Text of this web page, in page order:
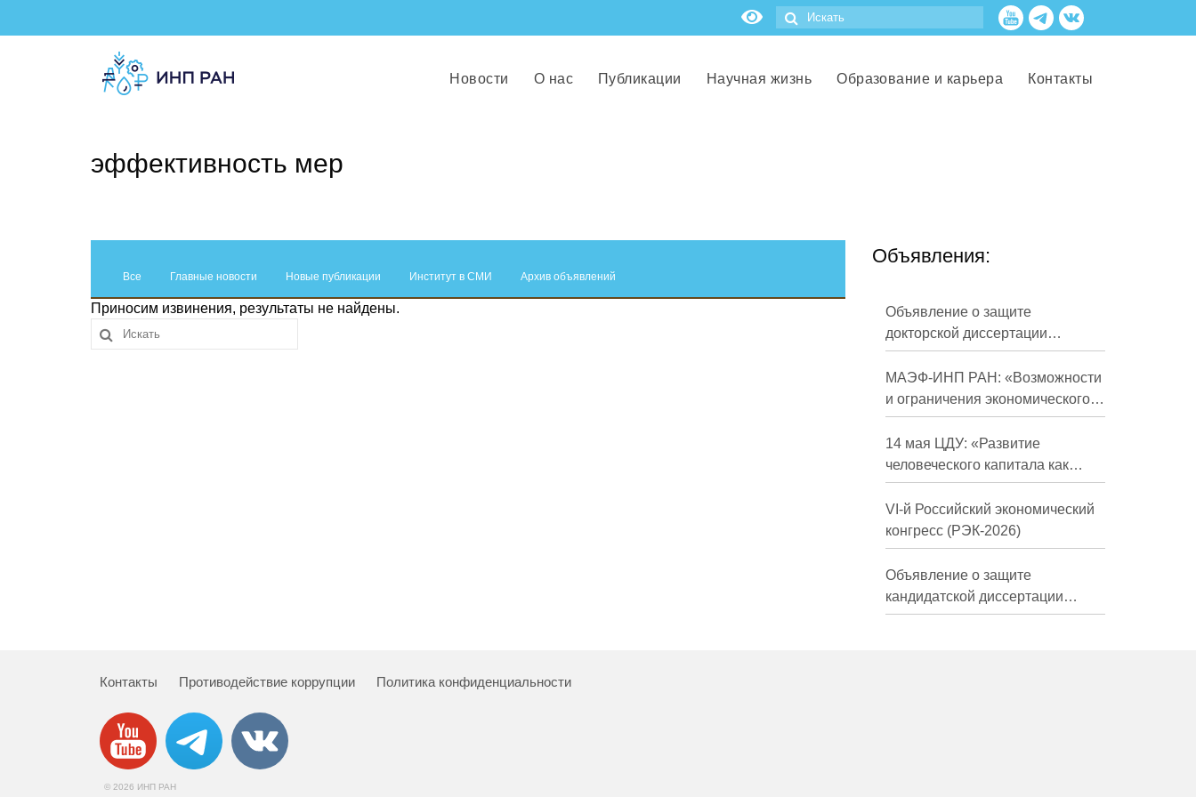
Новости О нас Публикации Научная жизнь Образование и карьера Контакты
эффективность мер
Все Главные новости Новые публикации Институт в СМИ Архив объявлений
Приносим извинения, результаты не найдены.
Объявления:
Объявление о защите
докторской диссертации
Кузнецова Михаила
Евгеньевича
МАЭФ-ИНП РАН: «Возможности
и ограничения экономического
развития России в средне- и
долгосрочной перспективе»
14 мая ЦДУ: «Развитие
человеческого капитала как
фактор экономического роста»
VI-й Российский экономический
конгресс (РЭК-2026)
Объявление о защите
кандидатской диссертации
Трындиной Николь Сергеевны
Контакты Противодействие коррупции Политика конфиденциальности
© 2026 ИНП РАН